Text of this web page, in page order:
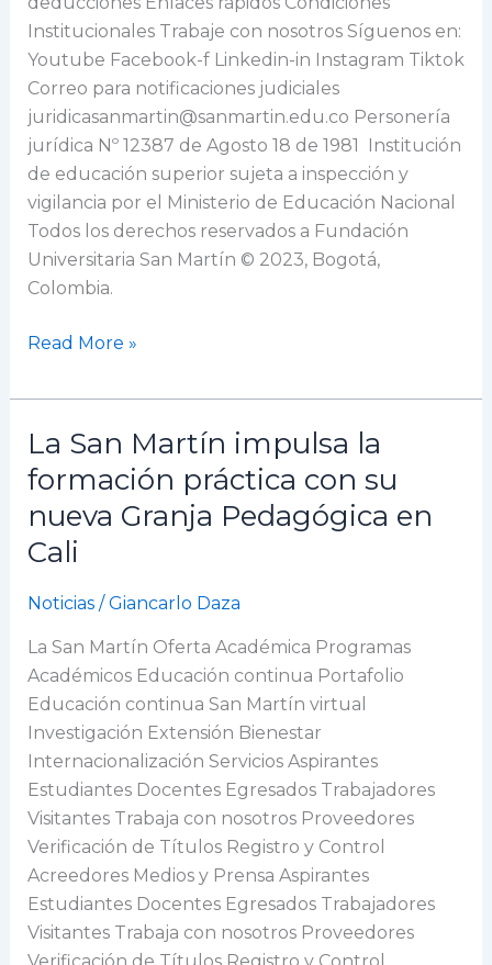
Institucionales Trabaje con nosotros Síguenos en:
Youtube Facebook-f Linkedin-in Instagram Tiktok
Correo para notificaciones judiciales
juridicasanmartin@sanmartin.edu.co Personería
jurídica Nº 12387 de Agosto 18 de 1981 Institución
de educación superior sujeta a inspección y
vigilancia por el Ministerio de Educación Nacional
Todos los derechos reservados a Fundación
Universitaria San Martín © 2023, Bogotá,
Colombia.
Read More »
La San Martín impulsa la
formación práctica con su
nueva Granja Pedagógica en
Cali
Noticias/Giancarlo Daza
La San Martín Oferta Académica Programas
Académicos Educación continua Portafolio
Educación continua San Martín virtual
Investigación Extensión Bienestar
Internacionalización Servicios Aspirantes
Estudiantes Docentes Egresados Trabajadores
Visitantes Trabaja con nosotros Proveedores
Verificación de Títulos Registro y Control
Acreedores Medios y Prensa Aspirantes
Estudiantes Docentes Egresados Trabajadores
Visitantes Trabaja con nosotros Proveedores
La
San
Martín
impulsa
la
práctica
con
su
nueva
Granja
Pedagógica
en
Cali